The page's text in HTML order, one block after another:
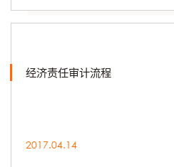
经济责任审计流程
2017.04.14